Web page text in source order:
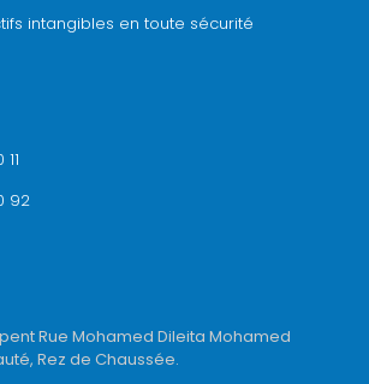
intangibles en toute sécurité
92
Rue Mohamed Dileita Mohamed
Rez de Chaussée.